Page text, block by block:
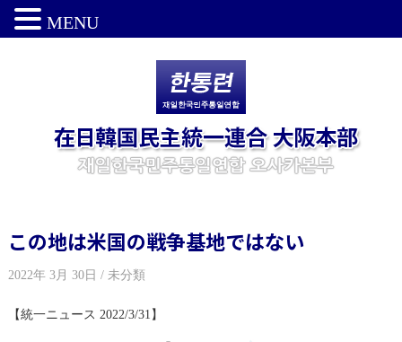
この地は米国の戦争基地ではない
2022年 3月 30日 / 未分類
【統一ニュース 2022/3/31】
MENU